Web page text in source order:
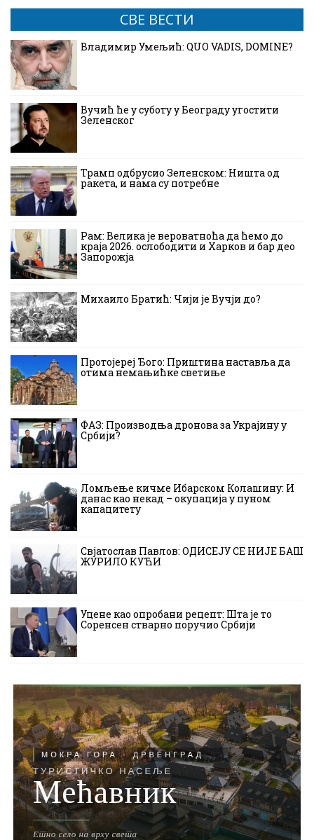
СВЕ ВЕСТИ
Владимир Умељић: QUO VADIS, DOMINE?
Вучић ће у суботу у Београду угостити
Зеленског
Трамп одбрусио Зеленском: Ништа од
ракета, и нама су потребне
Рам: Велика је вероватноћа да ћемо до
краја 2026. ослободити и Харков и бар део
Запорожја
Михаило Братић: Чији је Вучји до?
Протојереј Ђого: Приштина наставља да
отима немањићке светиње
ФАЗ: Производња дронова за Украјину у
Србији?
Ломљење кичме Ибарском Колашину: И
данас као некад – окупација у пуном
капацитету
Свјатослав Павлов: ОДИСЕЈУ СЕ НИЈЕ БАШ
ЖУРИЛО КУЋИ
Уцене као опробани рецепт: Шта је то
Соренсен стварно поручио Србији